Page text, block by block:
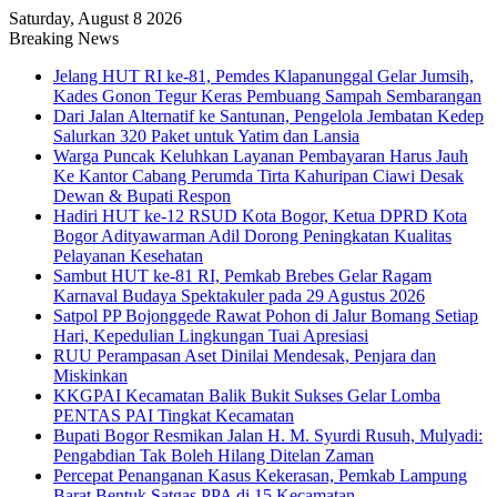
Saturday, August 8 2026
Breaking News
Jelang HUT RI ke-81, Pemdes Klapanunggal Gelar Jumsih,
Kades Gonon Tegur Keras Pembuang Sampah Sembarangan
Dari Jalan Alternatif ke Santunan, Pengelola Jembatan Kedep
Salurkan 320 Paket untuk Yatim dan Lansia
Warga Puncak Keluhkan Layanan Pembayaran Harus Jauh
Ke Kantor Cabang Perumda Tirta Kahuripan Ciawi Desak
Dewan & Bupati Respon
Hadiri HUT ke-12 RSUD Kota Bogor, Ketua DPRD Kota
Bogor Adityawarman Adil Dorong Peningkatan Kualitas
Pelayanan Kesehatan
Sambut HUT ke-81 RI, Pemkab Brebes Gelar Ragam
Karnaval Budaya Spektakuler pada 29 Agustus 2026
Satpol PP Bojonggede Rawat Pohon di Jalur Bomang Setiap
Hari, Kepedulian Lingkungan Tuai Apresiasi
RUU Perampasan Aset Dinilai Mendesak, Penjara dan
Miskinkan
KKGPAI Kecamatan Balik Bukit Sukses Gelar Lomba
PENTAS PAI Tingkat Kecamatan
Bupati Bogor Resmikan Jalan H. M. Syurdi Rusuh, Mulyadi:
Pengabdian Tak Boleh Hilang Ditelan Zaman
Percepat Penanganan Kasus Kekerasan, Pemkab Lampung